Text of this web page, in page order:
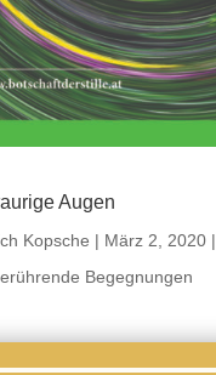
Augen
Kopsche | März 2, 2020|
Begegnungen